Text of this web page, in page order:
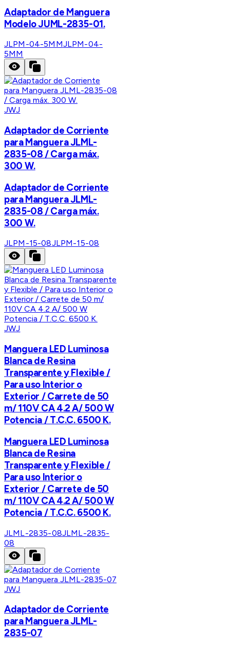
Adaptador de Manguera
Modelo JUML-2835-01.
JLPM-04-5MMJLPM-04-
5MM
JWJ
Adaptador de Corriente
para Manguera JLML-
2835-08 / Carga máx.
300 W.
Adaptador de Corriente
para Manguera JLML-
2835-08 / Carga máx.
300 W.
JLPM-15-08JLPM-15-08
JWJ
Manguera LED Luminosa
Blanca de Resina
Transparente y Flexible /
Para uso Interior o
Exterior / Carrete de 50
m/ 110V CA 4.2 A/ 500 W
Potencia / T.C.C. 6500 K.
Manguera LED Luminosa
Blanca de Resina
Transparente y Flexible /
Para uso Interior o
Exterior / Carrete de 50
m/ 110V CA 4.2 A/ 500 W
Potencia / T.C.C. 6500 K.
JLML-2835-08JLML-2835-
08
JWJ
Adaptador de Corriente
para Manguera JLML-
2835-07